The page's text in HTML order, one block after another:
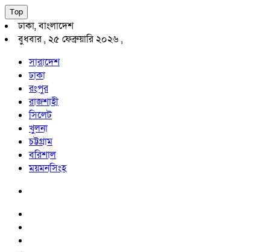
Top
ঢাকা, বাংলাদেশ
বুধবার , ২৫ ফেব্রুয়ারি ২০২৬ ,
সারাদেশ
ঢাকা
রংপুর
রাজশাহী
সিলেট
খুলনা
চট্টগ্রাম
বরিশাল
ময়মনসিংহ